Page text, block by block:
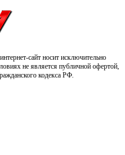
сайт носит исключительно
не является публичной офертой,
кодекса РФ.